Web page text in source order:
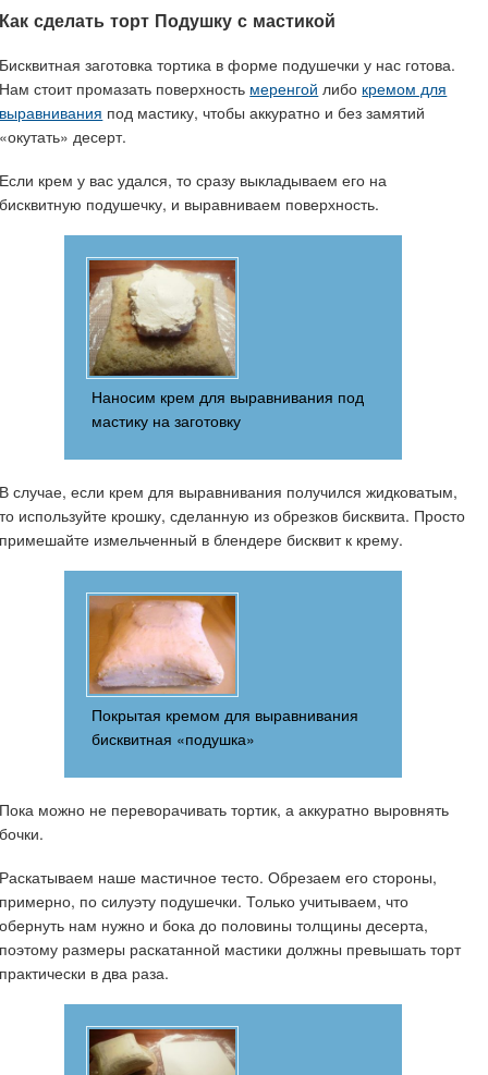
Как сделать торт Подушку с мастикой
Бисквитная заготовка тортика в форме подушечки у нас готова.
Нам стоит промазать поверхность меренгой либо кремом для
выравнивания под мастику, чтобы аккуратно и без замятий
«окутать» десерт.
Если крем у вас удался, то сразу выкладываем его на
бисквитную подушечку, и выравниваем поверхность.
Наносим крем для выравнивания под
мастику на заготовку
В случае, если крем для выравнивания получился жидковатым,
то используйте крошку, сделанную из обрезков бисквита. Просто
примешайте измельченный в блендере бисквит к крему.
Покрытая кремом для выравнивания
бисквитная «подушка»
Пока можно не переворачивать тортик, а аккуратно выровнять
бочки.
Раскатываем наше мастичное тесто. Обрезаем его стороны,
примерно, по силуэту подушечки. Только учитываем, что
обернуть нам нужно и бока до половины толщины десерта,
поэтому размеры раскатанной мастики должны превышать торт
практически в два раза.